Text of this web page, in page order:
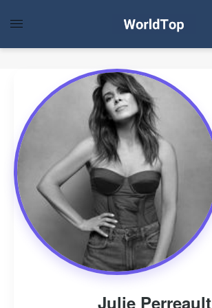
Julie Perreault